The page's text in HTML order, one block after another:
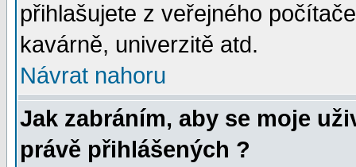
přihlašujete z veřejného
kavárně, univerzitě atd.
Návrat nahoru
Jak zabráním, aby se moje
právě přihlášených ?